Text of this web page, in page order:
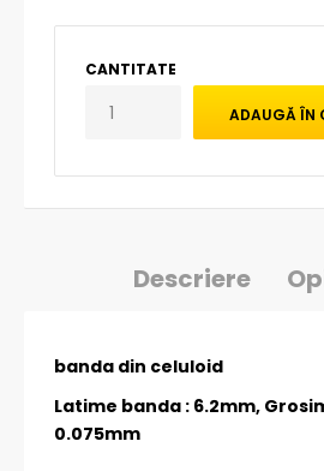
CANTITATE
Descriere
banda din celuloid
Latime banda : 6.2mm,
0.075mm